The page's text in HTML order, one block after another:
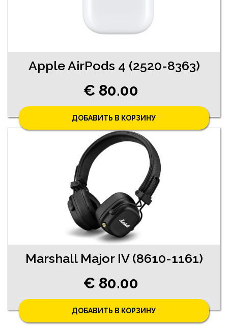
Apple AirPods 4 (2520-8363)
€ 80.00
ДОБАВИТЬ В КОРЗИНУ
Marshall Major IV (8610-1161)
€ 80.00
ДОБАВИТЬ В КОРЗИНУ